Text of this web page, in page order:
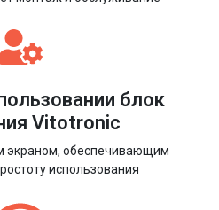
блок
Vitotronic
экраном, обеспечивающим
использования